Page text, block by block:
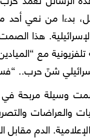
بدءا من نعي
الإسرائيلية. هذا
تلفزيونية مع
شنّ حرب..
وسيلة مربحة في
والعراضات
الإعلامية. الدم